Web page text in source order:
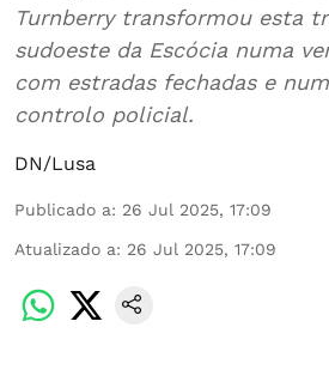
Turnberry transformou esta
sudoeste da Escócia numa
com estradas fechadas e
controlo policial.
DN/Lusa
Publicado a: 26 Jul 2025, 17:09
Atualizado a: 26 Jul 2025, 17:09